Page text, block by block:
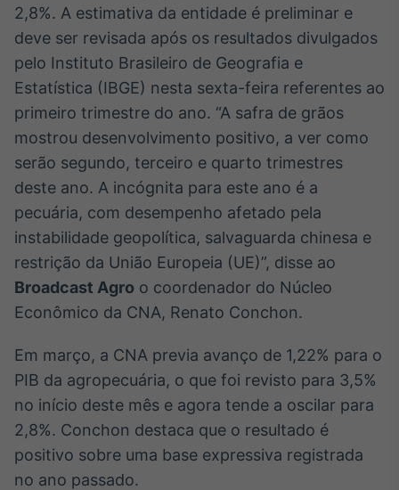
Plataforma para
conteúdos
personalizados
Soluções de Dados
e Conteúdos
Broadcast
OTC
Plataforma para
negociação de
ativos
Broadcast
Datafeed
APIs para
integração de
conteúdos e
Broadcast
Ticker
headlines de
notícias
2,8%. A estimativa da entidade é preliminar e
deve ser revisada após os resultados divulgados
pelo Instituto Brasileiro de Geografia e
Estatística (IBGE) nesta sexta-feira referentes ao
primeiro trimestre do ano. “A safra de grãos
mostrou desenvolvimento positivo, a ver como
serão segundo, terceiro e quarto trimestres
deste ano. A incógnita para este ano é a
pecuária, com desempenho afetado pela
instabilidade geopolítica, salvaguarda chinesa e
restrição da União Europeia (UE)”, disse ao
Broadcast Agro o coordenador do Núcleo
Econômico da CNA, Renato Conchon.
Em março, a CNA previa avanço de 1,22% para o
PIB da agropecuária, o que foi revisto para 3,5%
no início deste mês e agora tende a oscilar para
2,8%. Conchon destaca que o resultado é
positivo sobre uma base expressiva registrada
no ano passado.